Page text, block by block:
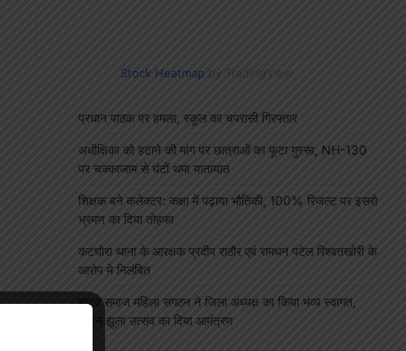
Stock Heatmap by TradingView
प्रधान पाठक पर हमला, स्कूल का चपरासी गिरफ्तार
अधीक्षिका को हटाने की मांग पर छात्राओं का फूटा गुस्सा, NH-130
पर चक्काजाम से घंटों थमा यातायात
शिक्षक बने कलेक्टर: कक्षा में पढ़ाया भौतिकी, 100% रिजल्ट पर इसरो
भ्रमण का दिया तोहफा
कटघोरा थाना के आरक्षक प्रदीप राठौर एवं रामधन पटेल रिश्वतखोरी के
आरोप मे निलंबित
यादव समाज महिला संगठन ने जिला अध्यक्ष का किया भव्य स्वागत,
सावन झूला उत्सव का दिया आमंत्रण